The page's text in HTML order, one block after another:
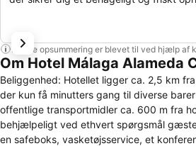
Denne opsummering er blevet til ved hjælp
Om Hotel Málaga Alameda
Beliggenhed: Hotellet ligger ca. 2,5 km
der kun få minutters gang til diverse
offentlige transportmidler ca. 600 m fra
behjælpeligt ved ethvert spørgsmål
en safeboks, vasketøjsservice, et